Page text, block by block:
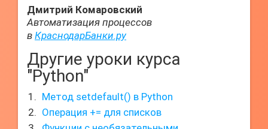
Дмитрий Комаровский
Автоматизация процессов
в КраснодарБанки.ру
Другие уроки курса
"Python"
Метод setdefault() в Python
Операция += для списков